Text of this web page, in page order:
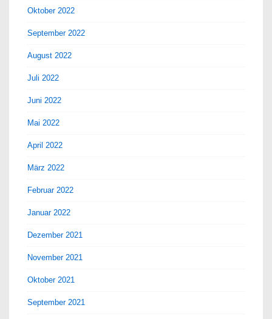
Oktober 2022
September 2022
August 2022
Juli 2022
Juni 2022
Mai 2022
April 2022
März 2022
Februar 2022
Januar 2022
Dezember 2021
November 2021
Oktober 2021
September 2021